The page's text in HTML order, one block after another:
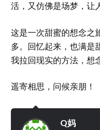
活，又仿佛是场梦，让
这是一次甜蜜的想念之
多。回忆起来，也满是
我拉回现实的方法，想
遥寄相思，问候亲朋！
Q妈